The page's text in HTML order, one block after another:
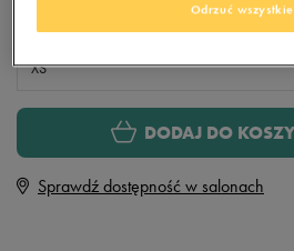
XS
S Powiadom o dostępności
DODAJ DO
Sprawdź dostępność w salonach
Odrzuć wszystkie